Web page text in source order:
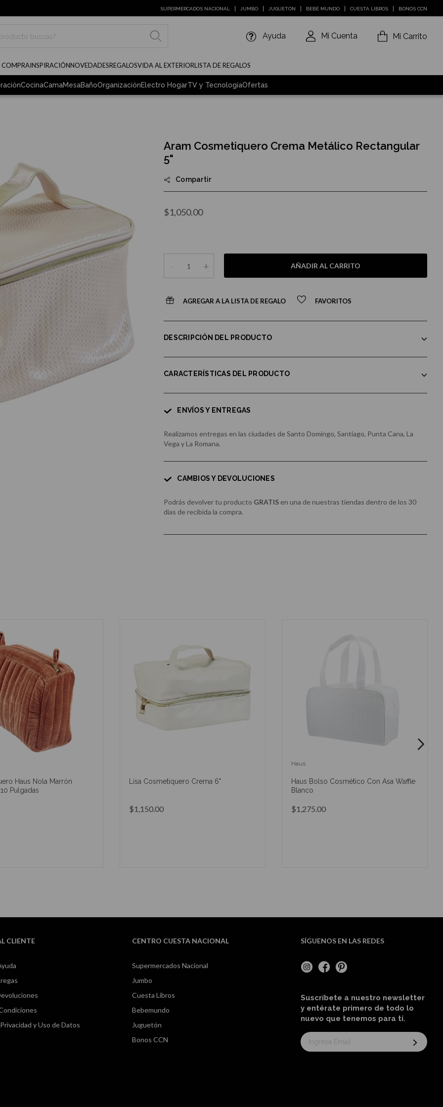
SUPERMERCADOS NACIONAL JUMBO JUGUETÓN BEBÉ MUNDO CUESTA LIBROS BONOS CCN
Ayuda Mi Cuenta Mi Carrito
COMPRAINSPIRACIÓNNOVEDADESREGALOSVIDA AL EXTERIORLISTA DE REGALOS
CocinaCamaMesaBañoOrganizaciónElectro HogarTV y TecnologíaOfertas
Aram Cosmetiquero Crema Metálico Rectangular
5"
Compartir
$1,050.00
- + AÑADIR AL CARRITO
AGREGAR A LA LISTA DE REGALO FAVORITOS
DESCRIPCIÓN DEL PRODUCTO
CARACTERÍSTICAS DEL PRODUCTO
ENVÍOS Y ENTREGAS
Realizamos entregas en las ciudades de Santo Domingo, Santiago, Punta Cana, La
Vega y La Romana.
CAMBIOS Y DEVOLUCIONES
Podrás devolver tu producto GRATIS en una de nuestras tiendas dentro de los 30
días de recibida la compra.
Haus Nola Marrón
Pulgadas
Lisa Cosmetiquero Crema 6"
$1,150.00
Haus
Haus Bolso Cosmético Con Asa Waffle
Blanco
$1,275.00
CLIENTE
y Uso de Datos
CENTRO CUESTA NACIONAL
Supermercados Nacional
Jumbo
Cuesta Libros
Bebemundo
Juguetón
Bonos CCN
SÍGUENOS EN LAS REDES
Suscríbete a nuestro newsletter
y entérate primero de todo lo
nuevo que tenemos para tí.
Suscríbase
al